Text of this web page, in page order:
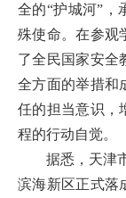
全的“护城河”，
殊使命。在参观
了全民国家安全
全方面的举措和
任的担当意识，
程的行动自觉。
据悉，天津
滨海新区正式落